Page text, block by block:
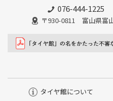
076-444-1225
〒930-0811 富山県富
タイヤ館について